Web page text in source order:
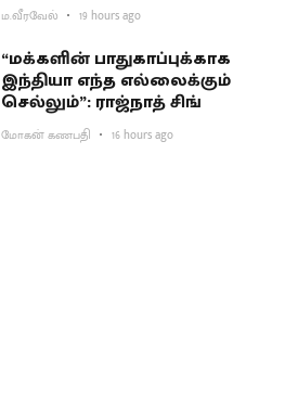
ம.வீரவேல் 19 hours ago
“மக்களின் பாதுகாப்புக்காக
இந்தியா எந்த எல்லைக்கும்
செல்லும்”: ராஜ்நாத் சிங்
மோகன் கணபதி 16 hours ago